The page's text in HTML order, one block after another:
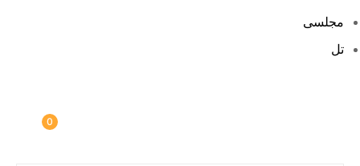
مجلسی
تل
0